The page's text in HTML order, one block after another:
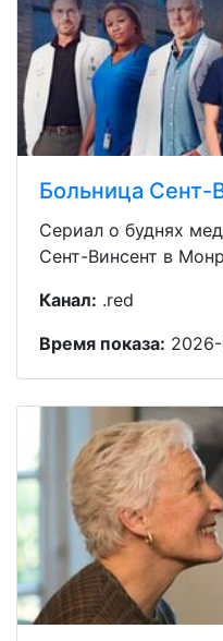
Больница Сент-
Сериал о буднях
Сент-Винсент в
Канал: .red
Время показа: